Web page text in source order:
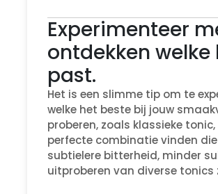
Experimenteer
ontdekken
past.
Het is een slimme tip om te
welke het beste bij jouw
proberen, zoals klassieke
perfecte combinatie vinden
subtielere bitterheid, minder
uitproberen van diverse tonics